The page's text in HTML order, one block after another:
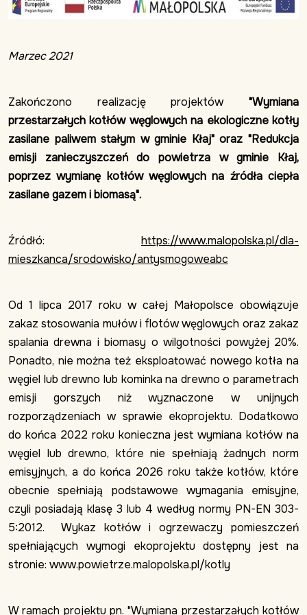
Marzec 2021
Zakończono realizację projektów "Wymiana
przestarzałych kotłów węglowych na ekologiczne kotły
zasilane paliwem stałym w gminie Kłaj" oraz "Redukcja
emisji zanieczyszczeń do powietrza w gminie Kłaj,
poprzez wymianę kotłów węglowych na źródła ciepła
zasilane gazem i biomasą".
Źródłó: https://www.malopolska.pl/dla-
mieszkanca/srodowisko/antysmogoweabc
Od 1 lipca 2017 roku w całej Małopolsce obowiązuje
zakaz stosowania mułów i flotów węglowych oraz zakaz
spalania drewna i biomasy o wilgotności powyżej 20%.
Ponadto, nie można też eksploatować nowego kotła na
węgiel lub drewno lub kominka na drewno o parametrach
emisji gorszych niż wyznaczone w unijnych
rozporządzeniach w sprawie ekoprojektu. Dodatkowo
do końca 2022 roku konieczna jest wymiana kotłów na
węgiel lub drewno, które nie spełniają żadnych norm
emisyjnych, a do końca 2026 roku także kotłów, które
obecnie spełniają podstawowe wymagania emisyjne,
czyli posiadają klasę 3 lub 4 według normy PN-EN 303-
5:2012. Wykaz kotłów i ogrzewaczy pomieszczeń
spełniających wymogi ekoprojektu dostępny jest na
stronie: www.powietrze.malopolska.pl/kotly
W ramach projektu pn. "Wymiana przestarzałych kotłów